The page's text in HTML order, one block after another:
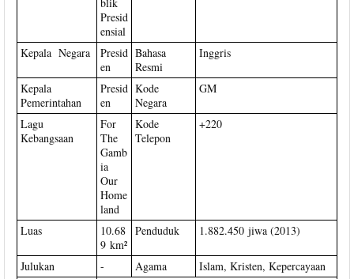
Presid
ensial
Kepala Negara
Presid
en
Bahasa
Resmi
Inggris
Kepala
Pemerintahan
Presid
en
Kode
Negara
GM
Lagu
Kebangsaan
For
The
Gamb
ia
Our
Home
land
Kode
Telepon
+220
Luas
10.68
9 km²
Penduduk 1.882.450 jiwa (2013)
Julukan - Agama
Islam, Kristen, Kepercayaan